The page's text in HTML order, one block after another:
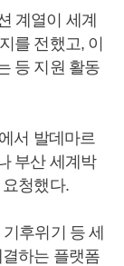
계열이 세계
를 전했고, 이
등 지원 활동
서 발데마르
부산 세계박
청했다.
후위기 등 세
하는 플랫폼